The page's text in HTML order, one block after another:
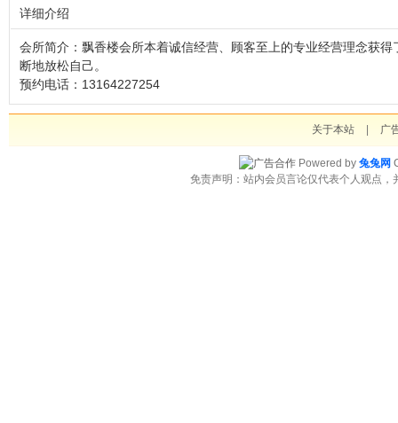
详细介绍
会所简介： 飘香楼会所本着诚信经营、顾客至上的专业经营理念获
断地放松自己。
预约电话： 13164227254
关于本站 广
Powered by 兔兔网
免责声明：站内会员言论仅代表个人观点